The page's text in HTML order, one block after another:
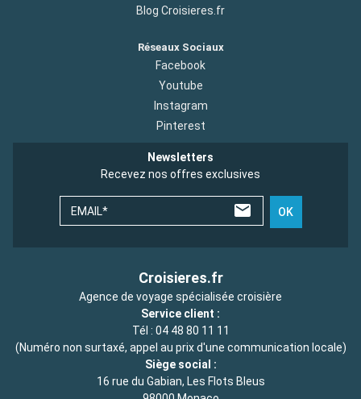
Blog Croisieres.fr
Réseaux Sociaux
Facebook
Youtube
Instagram
Pinterest
Newsletters
Recevez nos offres exclusives
EMAIL* OK
Croisieres.fr
Agence de voyage spécialisée croisière
Service client :
Tél : 04 48 80 11 11
(Numéro non surtaxé, appel au prix d'une communication locale)
Siège social :
16 rue du Gabian, Les Flots Bleus